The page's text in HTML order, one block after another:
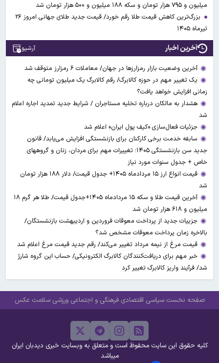
میلیون و ۷۹۵ هزار تومان و سکه ۱۸۸ میلیون و ۵۰۰ هزار تومان شد
بزرگ‌ترین کاهش قیمت طلا رقم خورد/ قیمت جدید طلای جهانی امروز ۲۶
تیرماه ۱۴۰۵
آخرین اخبار آرشیو
آخرین وضعیت بازار رمزارزها در جهان/ معاملات ۶ رمزارز متوقف شد
یک تغییر مهم در حوزه کالابرگ/ رقم کالابرگ یک میلیون تومانی چه
زمانی افزایش خواهد یافت؟
هشدار به مالکان درباره تخلیه مستاجران / شرایط جدید تمدید اجاره اعلام
شد
جزئیات فعال‌سازی «کیف پول ایران» اعلام شد
سابقه خدمت برخی کارکنان برای بازنشستگی افزایش می‌یابد/ قانون
جدید سن بازنشستگی ۱۴۰۵؛ تغییرات مهم برای مردان، زنان و گروههای
خاص + جدول سنوات مورد نیاز
قیمت انواع ارز ۱۵ مردادماه ۱۴۰۵+ جدول قیمت/ دلار ۱۸۸ هزار تومان
شد
آخرین قیمت طلا و سکه ۱۵ مردادماه ۱۴۰۵+جدول قیمت/ طلا هر گرم ۱۸
میلیون و ۶۱۸ هزار تومان شد
جزییات جدید از پرداخت معوقات فروردین و اردیبهشت بازنشستگان/
بالاخره زمان پرداخت معوقات مشخص شد؟
قیمت مرغ از نیمه مرداد تغییر می‌کند/ رقم جدید قیمت مرغ اعلام شد
خبر مهم برای دریافت‌کنندگان کالابرگ الکترونیکی/ حساب این گروه شارژ
شد/ فرآیند واریز کالابرگ تغییر کرد
صفحه نخست سیاسی اقتصادی فرهنگی و اجتماعی ورزشی سلامت عکس
کلیه حقوق این سایت محفوظ است و متعلق به وبسایت خبری دیدبان ایران
میباشد